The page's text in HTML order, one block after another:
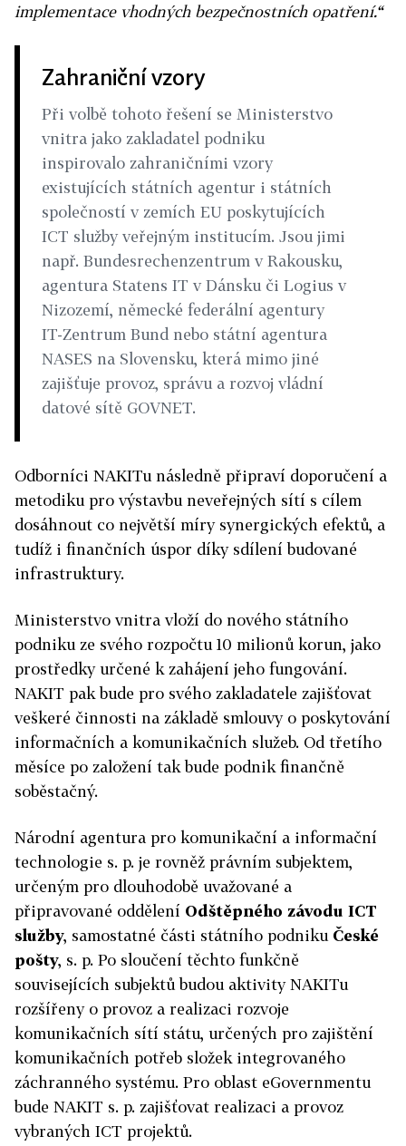
implementace vhodných bezpečnostních opatření.“
Zahraniční vzory
Při volbě tohoto řešení se Ministerstvo
vnitra jako zakladatel podniku
inspirovalo zahraničními vzory
existujících státních agentur i státních
společností v zemích EU poskytujících
ICT služby veřejným institucím. Jsou jimi
např. Bundesrechenzentrum v Rakousku,
agentura Statens IT v Dánsku či Logius v
Nizozemí, německé federální agentury
IT-Zentrum Bund nebo státní agentura
NASES na Slovensku, která mimo jiné
zajišťuje provoz, správu a rozvoj vládní
datové sítě GOVNET.
Odborníci NAKITu následně připraví doporučení a
metodiku pro výstavbu neveřejných sítí s cílem
dosáhnout co největší míry synergických efektů, a
tudíž i finančních úspor díky sdílení budované
infrastruktury.
Ministerstvo vnitra vloží do nového státního
podniku ze svého rozpočtu 10 milionů korun, jako
prostředky určené k zahájení jeho fungování.
NAKIT pak bude pro svého zakladatele zajišťovat
veškeré činnosti na základě smlouvy o poskytování
informačních a komunikačních služeb. Od třetího
měsíce po založení tak bude podnik finančně
soběstačný.
Národní agentura pro komunikační a informační
technologie s. p. je rovněž právním subjektem,
určeným pro dlouhodobě uvažované a
připravované oddělení Odštěpného závodu ICT
služby, samostatné části státního podniku České
pošty, s. p. Po sloučení těchto funkčně
souvisejících subjektů budou aktivity NAKITu
rozšířeny o provoz a realizaci rozvoje
komunikačních sítí státu, určených pro zajištění
komunikačních potřeb složek integrovaného
záchranného systému. Pro oblast eGovernmentu
bude NAKIT s. p. zajišťovat realizaci a provoz
vybraných ICT projektů.